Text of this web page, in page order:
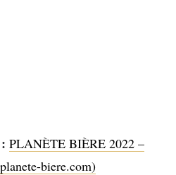
PLANÈTE BIÈRE 2022 –
biere.com)